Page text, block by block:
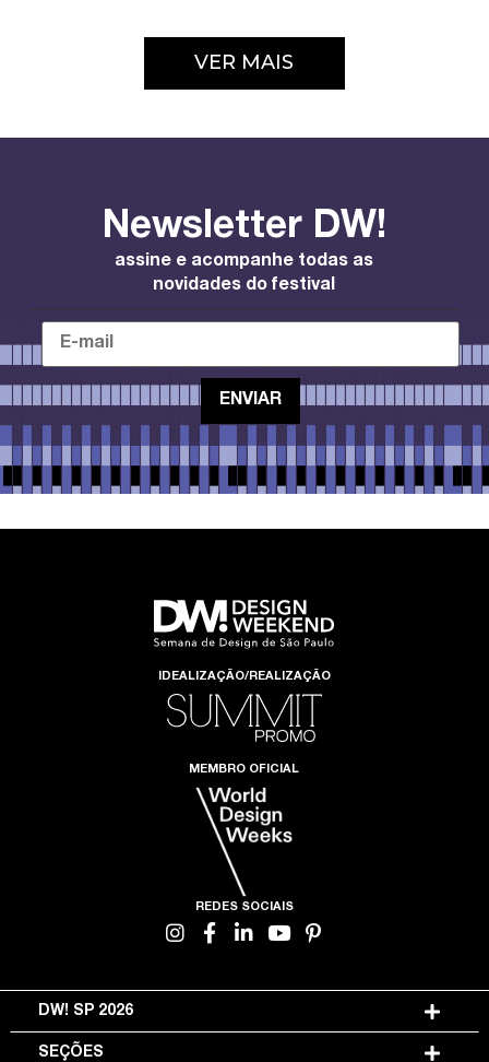
VER MAIS
Newsletter DW!
assine e acompanhe todas as
novidades do festival
IDEALIZAÇÃO/REALIZAÇÃO
MEMBRO OFICIAL
REDES SOCIAIS
DW! SP 2026
SEÇÕES